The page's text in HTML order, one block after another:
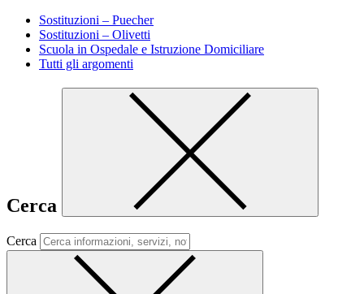
Sostituzioni – Puecher
Sostituzioni – Olivetti
Scuola in Ospedale e Istruzione Domiciliare
Tutti gli argomenti
Cerca
Cerca